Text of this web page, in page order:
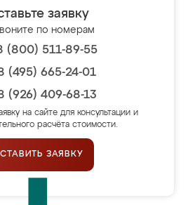
заявку
по номерам
(800) 511-89-55
(495) 665-24-01
(926) 409-68-13
на сайте для консультации и
расчёта стоимости.
ЗАЯВКУ